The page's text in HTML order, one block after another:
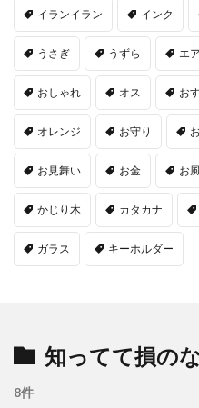
イランイラン インク
うさぎ うずら エ
おしゃれ オス お
オレンジ お守り
お見舞い お金 お
かじり木 カタカナ
ガラス キーホルダー
知ってて損の
8件